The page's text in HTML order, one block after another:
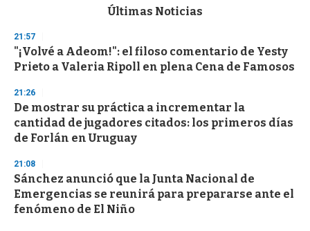
d
s
o
f
3
s
c
o
d
s
Últimas Noticias
21:57
"¡Volvé a Adeom!": el filoso comentario de Yesty
Prieto a Valeria Ripoll en plena Cena de Famosos
21:26
De mostrar su práctica a incrementar la
cantidad de jugadores citados: los primeros días
de Forlán en Uruguay
21:08
Sánchez anunció que la Junta Nacional de
Emergencias se reunirá para prepararse ante el
fenómeno de El Niño